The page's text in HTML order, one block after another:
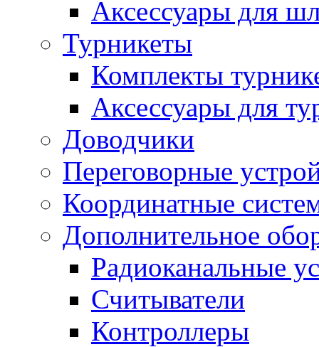
Аксессуары для
Турникеты
Комплекты
Аксессуары для
Доводчики
Переговорные
Координатные
Дополнительное
Радиоканальные
Считыватели
Контроллеры